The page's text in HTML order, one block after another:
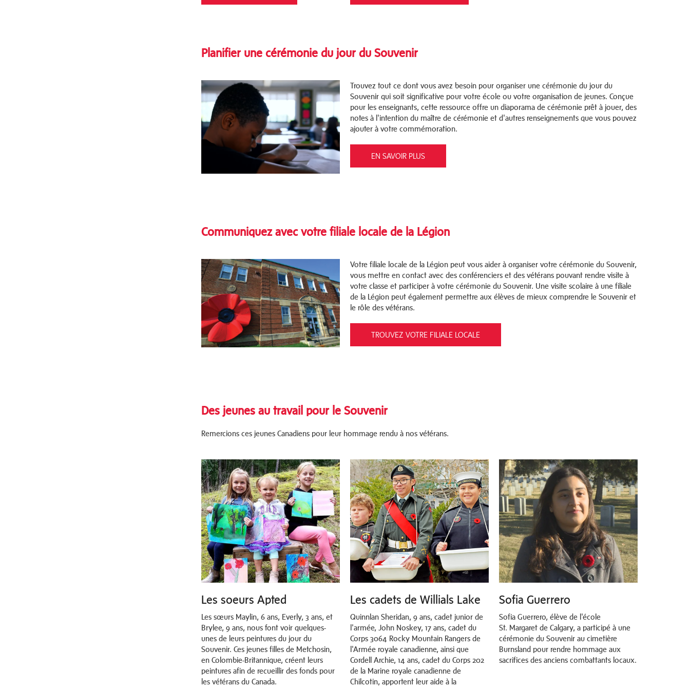
Planifier une cérémonie du jour du Souvenir
Trouvez tout ce dont vous avez besoin pour organiser une cérémonie du jour du
Souvenir qui soit significative pour votre école ou votre organisation de jeunes. Conçue
pour les enseignants, cette ressource offre un diaporama de cérémonie prêt à jouer, des
notes à l'intention du maître de cérémonie et d'autres renseignements que vous pouvez
ajouter à votre commémoration.
EN SAVOIR PLUS
Communiquez avec votre filiale locale de la Légion
Votre filiale locale de la Légion peut vous aider à organiser votre cérémonie du Souvenir,
vous mettre en contact avec des conférenciers et des vétérans pouvant rendre visite à
votre classe et participer à votre cérémonie du Souvenir. Une visite scolaire à une filiale
de la Légion peut également permettre aux élèves de mieux comprendre le Souvenir et
le rôle des vétérans.
TROUVEZ VOTRE FILIALE LOCALE
Des jeunes au travail pour le Souvenir
Remercions ces jeunes Canadiens pour leur hommage rendu à nos vétérans.
Les soeurs Apted
Les sœurs Maylin, 6 ans, Everly, 3 ans, et
Brylee, 9 ans, nous font voir quelques-
unes de leurs peintures du jour du
Souvenir. Ces jeunes filles de Metchosin,
en Colombie-Britannique, créent leurs
peintures afin de recueillir des fonds pour
les vétérans du Canada.
Les cadets de Willials Lake
Quinnlan Sheridan, 9 ans, cadet junior de
l'armée, John Noskey, 17 ans, cadet du
Corps 3064 Rocky Mountain Rangers de
l'Armée royale canadienne, ainsi que
Cordell Archie, 14 ans, cadet du Corps 202
de la Marine royale canadienne de
Chilcotin, apportent leur aide à la
Sofia Guerrero
Sofia Guerrero, élève de l'école
St. Margaret de Calgary, a participé à une
cérémonie du Souvenir au cimetière
Burnsland pour rendre hommage aux
sacrifices des anciens combattants locaux.